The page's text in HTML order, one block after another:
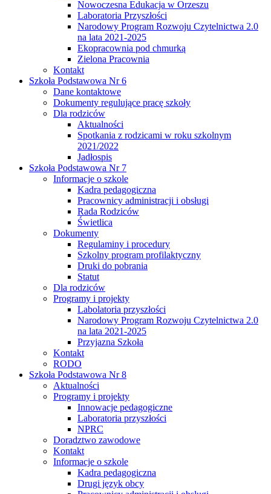
Nowoczesna Edukacja w Orzeszu
Laboratoria Przyszłości
Narodowy Program Rozwoju Czytelnictwa 2.0
na lata 2021-2025
Ekopracownia pod chmurką
Zielona Pracownia
Kontakt
Szkoła Podstawowa Nr 6
Dane kontaktowe
Dokumenty regulujące pracę szkoły
Dla rodziców
Aktualności
Spotkania z rodzicami w roku szkolnym
2021/2022
Jadłospis
Szkoła Podstawowa Nr 7
Informacje o szkole
Kadra pedagogiczna
Pracownicy administracji i obsługi
Rada Rodziców
Świetlica
Dokumenty
Regulaminy i procedury
Szkolny program profilaktyczny
Druki do pobrania
Statut
Dla rodziców
Programy i projekty
Labolatoria przyszłości
Narodowy Program Rozwoju Czytelnictwa 2.0
na lata 2021-2025
Przyjazna Szkoła
Kontakt
RODO
Szkoła Podstawowa Nr 8
Aktualności
Programy i projekty
Innowacje pedagogiczne
Laboratoria przyszłości
NPRC
Doradztwo zawodowe
Kontakt
Informacje o szkole
Kadra pedagogiczna
Drugi język obcy